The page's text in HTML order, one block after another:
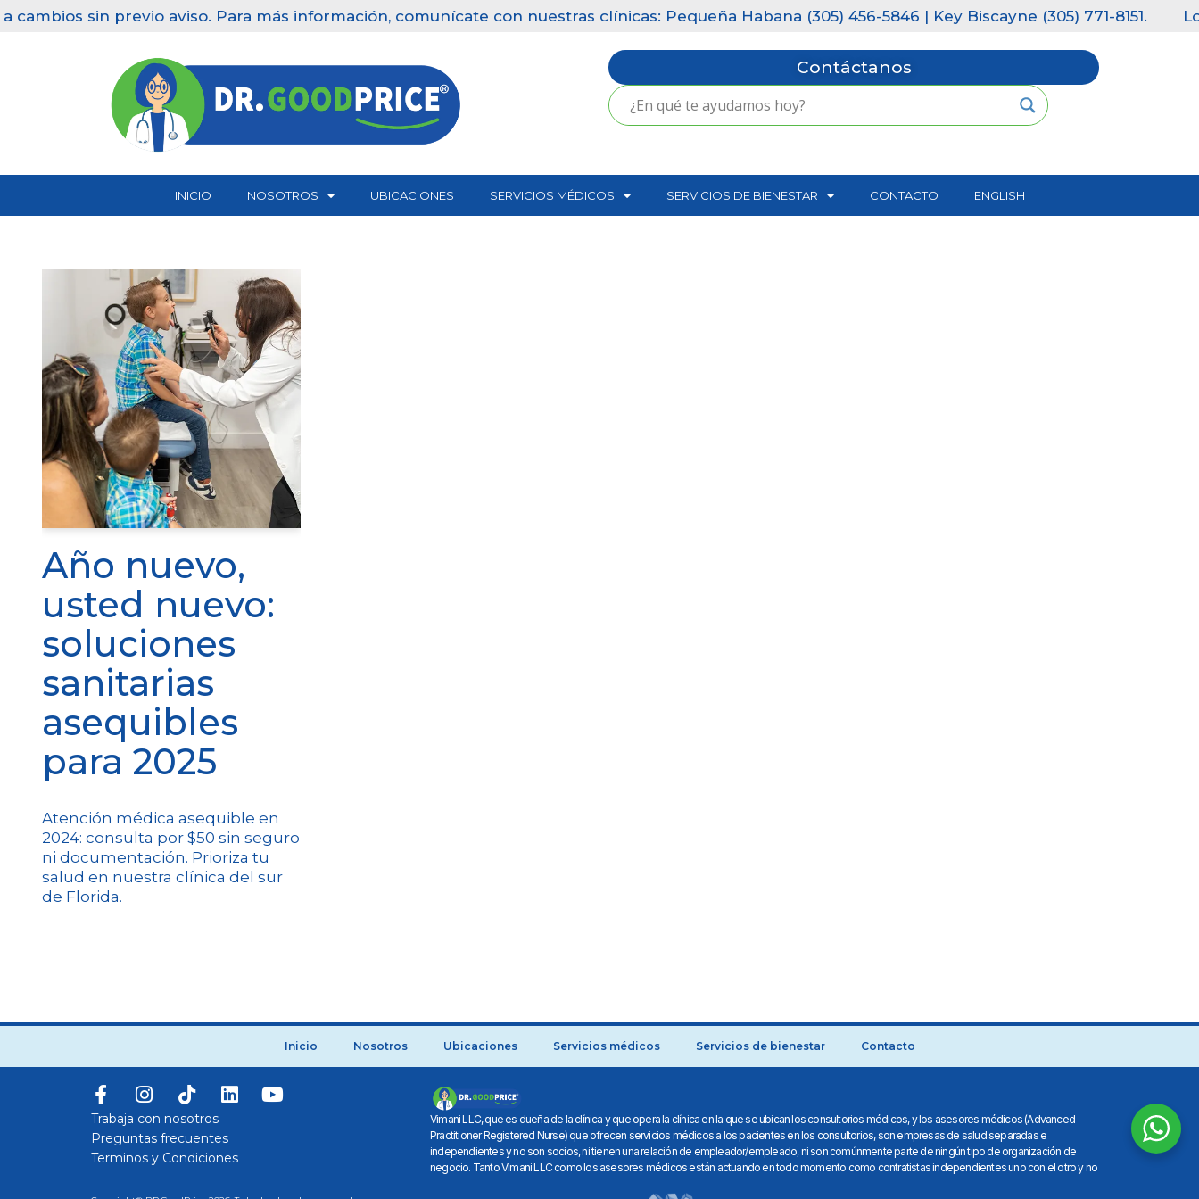
sin previo aviso. Para más información, comunícate con nuestras clínicas: Pequeña Habana (305) 456-5846 | Key Biscayne (305) 771-8151.
Contáctanos
INICIO NOSOTROS UBICACIONES SERVICIOS MÉDICOS SERVICIOS DE BIENESTAR CONTACTO ENGLISH
Año nuevo,
usted nuevo:
soluciones
sanitarias
asequibles
para 2025
Atención médica asequible en
2024: consulta por $50 sin seguro
ni documentación. Prioriza tu
salud en nuestra clínica del sur
de Florida.
Inicio Nosotros Ubicaciones Servicios médicos Servicios de bienestar Contacto
Trabaja con nosotros
Preguntas frecuentes
Terminos y Condiciones
Vimani LLC, que es dueña de la clínica y que opera la clínica en la que se ubican los consultorios médicos, y los asesores médicos (Advanced
Practitioner Registered Nurse) que ofrecen servicios médicos a los pacientes en los consultorios, son empresas de salud separadas e
independientes y no son socios, ni tienen una relación de empleador/empleado, ni son comúnmente parte de ningún tipo de organización de
negocio. Tanto Vimani LLC como los asesores médicos están actuando en todo momento como contratistas independientes uno con el otro y no